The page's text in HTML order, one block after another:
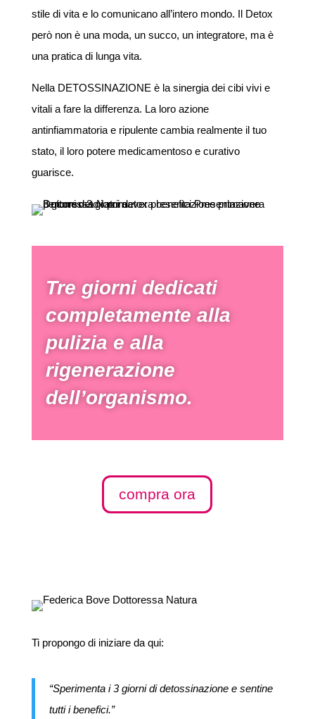
stile di vita e lo comunicano all’intero mondo. Il Detox
però non è una moda, un succo, un integratore, ma è
una pratica di lunga vita.
Nella DETOSSINAZIONE è la sinergia dei cibi vivi e
vitali a fare la differenza. La loro azione
antinfiammatoria e ripulente cambia realmente il tuo
stato, il loro potere medicamentoso e curativo
guarisce.
Tre giorni dedicati
completamente alla
pulizia e alla
rigenerazione
dell’organismo.
compra ora
Ti propongo di iniziare da qui:
“Sperimenta i 3 giorni di detossinazione e sentine
tutti i benefici.”